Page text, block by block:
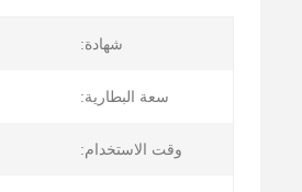
شهادة:
سعة البطارية:
وقت الاستخدام: